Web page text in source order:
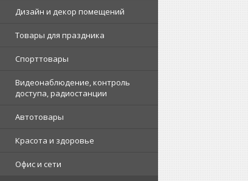
Дизайн и декор помещений
Товары для праздника
Спорттовары
Видеонаблюдение, контроль
доступа, радиостанции
Автотовары
Красота и здоровье
Офис и сети